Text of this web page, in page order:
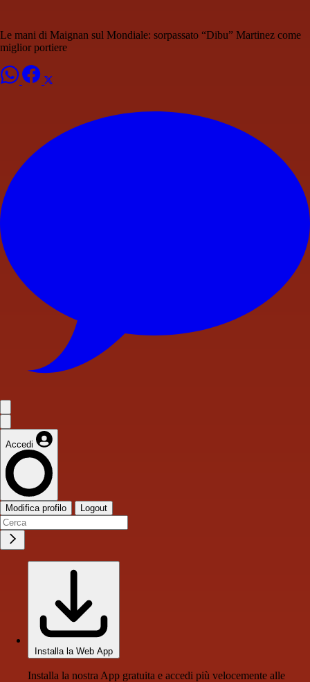
Le mani di Maignan sul Mondiale: sorpassato “Dibu” Martinez come
miglior portiere
Accedi
Modifica profilo Logout
Installa la Web App
Installa la nostra App gratuita e accedi più velocemente alle